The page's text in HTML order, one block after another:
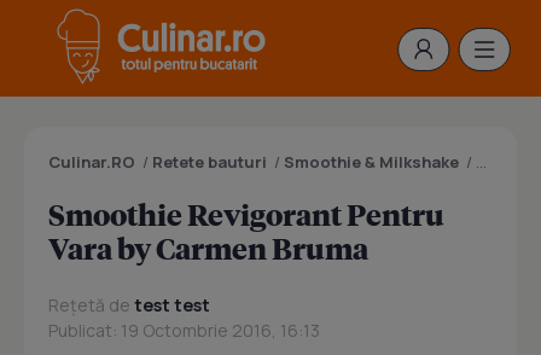
Culinar.RO / Retete bauturi / Smoothie & Milkshake /
Smoothie Revigorant Pentru
Vara by Carmen Bruma
Rețetă de test test
Publicat: 19 Octombrie 2016, 16:13